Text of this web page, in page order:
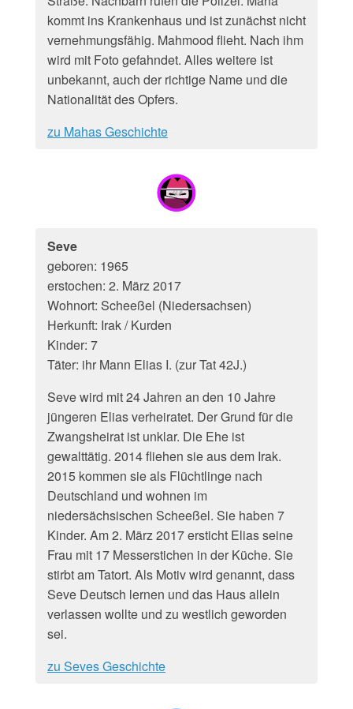
kommt ins Krankenhaus und ist zunächst nicht
vernehmungsfähig. Mahmood flieht. Nach ihm
wird mit Foto gefahndet. Alles weitere ist
unbekannt, auch der richtige Name und die
Nationalität des Opfers.
zu Mahas Geschichte
Seve
geboren: 1965
erstochen: 2. März 2017
Wohnort: Scheeßel (Niedersachsen)
Herkunft: Irak / Kurden
Kinder: 7
Täter: ihr Mann Elias I. (zur Tat 42J.)
Seve wird mit 24 Jahren an den 10 Jahre
jüngeren Elias verheiratet. Der Grund für die
Zwangsheirat ist unklar. Die Ehe ist
gewalttätig. 2014 fliehen sie aus dem Irak.
2015 kommen sie als Flüchtlinge nach
Deutschland und wohnen im
niedersächsischen Scheeßel. Sie haben 7
Kinder. Am 2. März 2017 ersticht Elias seine
Frau mit 17 Messerstichen in der Küche. Sie
stirbt am Tatort. Als Motiv wird genannt, dass
Seve Deutsch lernen und das Haus allein
verlassen wollte und zu westlich geworden
sei.
zu Seves Geschichte